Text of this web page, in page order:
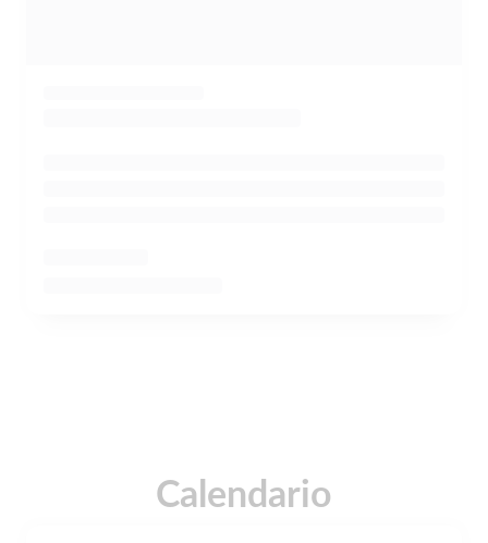
Calendario